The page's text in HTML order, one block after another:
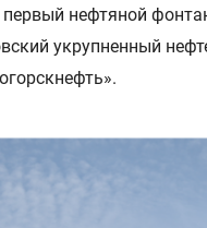
нефтяной
укрупненный